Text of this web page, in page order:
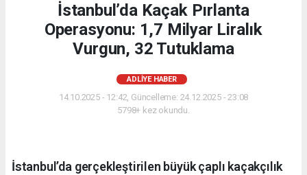
İstanbul’da Kaçak Pırlanta
Operasyonu: 1,7 Milyar Liralık
Vurgun, 32 Tutuklama
ADLIYE HABER
14.10.2025 - 12:42, Güncelleme: 24.12.2025 - 23:08
5798+ kez okundu.
İstanbul’da gerçekleştirilen büyük çaplı kaçakçılık